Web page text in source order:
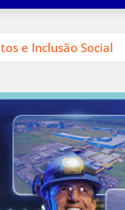
e Inclusão Social